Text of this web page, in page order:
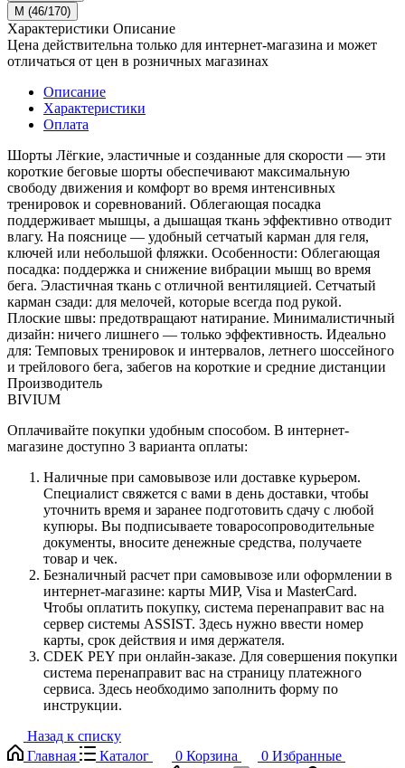
M (46/170)
Характеристики Описание
Цена действительна только для интернет-магазина и может
отличаться от цен в розничных магазинах
Описание
Характеристики
Оплата
Шорты Лёгкие, эластичные и созданные для скорости — эти
короткие беговые шорты обеспечивают максимальную
свободу движения и комфорт во время интенсивных
тренировок и соревнований. Облегающая посадка
поддерживает мышцы, а дышащая ткань эффективно отводит
влагу. На пояснице — удобный сетчатый карман для геля,
ключей или небольшой фляжки. Особенности: Облегающая
посадка: поддержка и снижение вибрации мышц во время
бега. Эластичная ткань с отличной вентиляцией. Сетчатый
карман сзади: для мелочей, которые всегда под рукой.
Плоские швы: предотвращают натирание. Минималистичный
дизайн: ничего лишнего — только эффективность. Идеально
для: Темповых тренировок и интервалов, летнего шоссейного
и трейлового бега, забегов на короткие и средние дистанции
Производитель
BIVIUM
Оплачивайте покупки удобным способом. В интернет-
магазине доступно 3 варианта оплаты:
Наличные при самовывозе или доставке курьером.
Специалист свяжется с вами в день доставки, чтобы
уточнить время и заранее подготовить сдачу с любой
купюры. Вы подписываете товаросопроводительные
документы, вносите денежные средства, получаете
товар и чек.
Безналичный расчет при самовывозе или оформлении в
интернет-магазине: карты МИР, Visa и MasterCard.
Чтобы оплатить покупку, система перенаправит вас на
сервер системы ASSIST. Здесь нужно ввести номер
карты, срок действия и имя держателя.
CDEK PEY при онлайн-заказе. Для совершения покупки
система перенаправит вас на страницу платежного
сервиса. Здесь необходимо заполнить форму по
инструкции.
Назад к списку
Главная
Каталог 0 Корзина 0 Избранные